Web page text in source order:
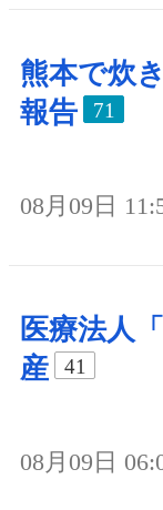
熊本で炊
報告
71
08月09日
医療法人
産
41
08月09日